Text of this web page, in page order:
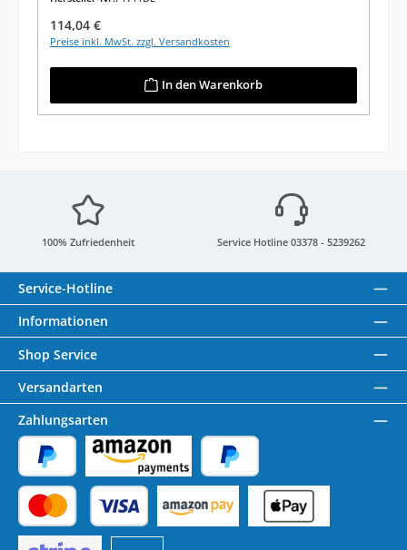
Regulärer Preis:
114,04 €
Preise inkl. MwSt. zzgl. Versandkosten
In den Warenkorb
100% Zufriedenheit Service Hotline 03378 - 5239262
Service-Hotline
Informationen
Shop Service
Versandarten
Zahlungsarten
PayPal Amazon Pay Später Bezahlen
Kredit- oder Debitkarte Benutzerdefiniertes Bild 1